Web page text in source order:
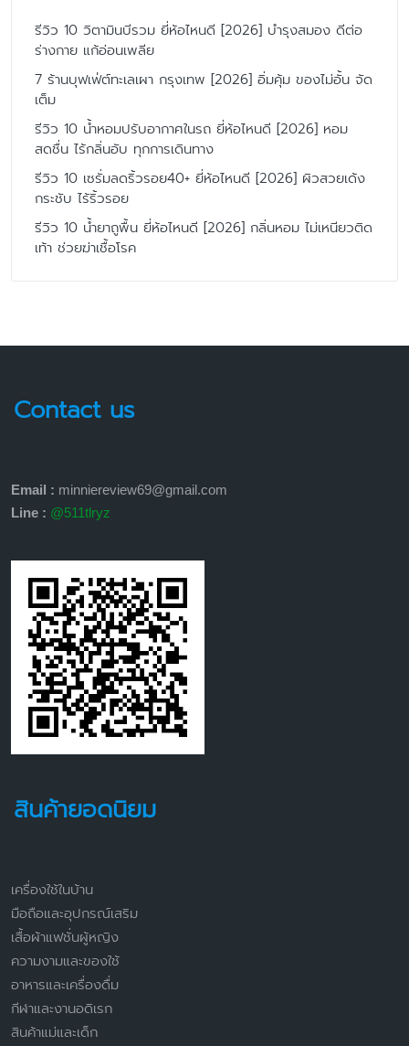
รีวิว 10 วิตามินบีรวม ยี่ห้อไหนดี [2026] บำรุงสมอง ดีต่อ
ร่างกาย แก้อ่อนเพลีย
7 ร้านบุฟเฟ่ต์ทะเลเผา กรุงเทพ [2026] อิ่มคุ้ม ของไม่อั้น จัด
เต็ม
รีวิว 10 น้ำหอมปรับอากาศในรถ ยี่ห้อไหนดี [2026] หอม
สดชื่น ไร้กลิ่นอับ ทุกการเดินทาง
รีวิว 10 เซรั่มลดริ้วรอย40+ ยี่ห้อไหนดี [2026] ผิวสวยเด้ง
กระชับ ไร้ริ้วรอย
รีวิว 10 น้ำยาถูพื้น ยี่ห้อไหนดี [2026] กลิ่นหอม ไม่เหนียวติด
เท้า ช่วยฆ่าเชื้อโรค
Contact us
Email : minniereview69@gmail.com
Line : @511tlryz
สินค้ายอดนิยม
เครื่องใช้ในบ้าน
มือถือและอุปกรณ์เสริม
เสื้อผ้าแฟชั่นผู้หญิง
ความงามและของใช้
อาหารและเครื่องดื่ม
กีฬาและงานอดิเรก
สินค้าแม่และเด็ก